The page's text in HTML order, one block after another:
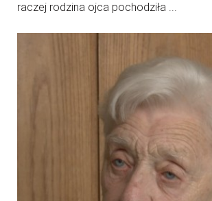
raczej rodzina ojca pochodziła ...